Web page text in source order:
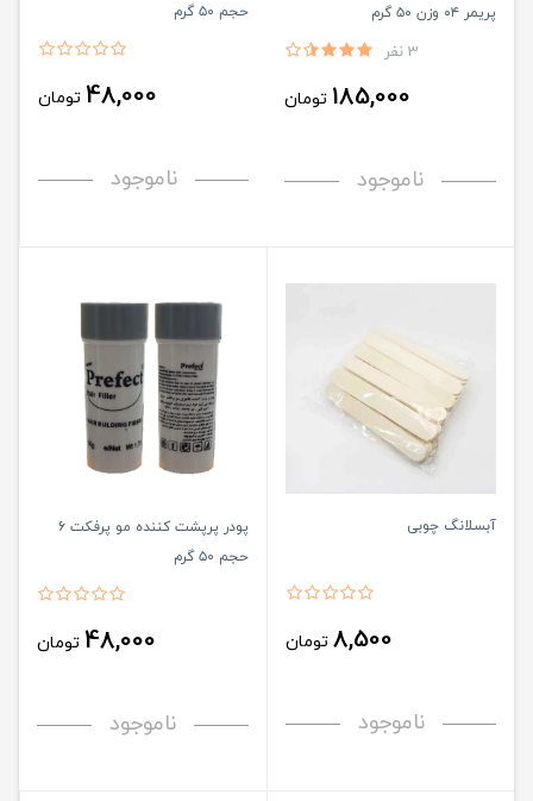
پریمر ۰۴ وزن ۵۰ گرم
3 نفر
185,000 تومان
ناموجود
حجم ۵۰ گرم
48,000 تومان
ناموجود
آبسلانگ چوبی
8,500 تومان
ناموجود
پودر پرپشت کننده مو پرفکت ۶
حجم ۵۰ گرم
48,000 تومان
ناموجود